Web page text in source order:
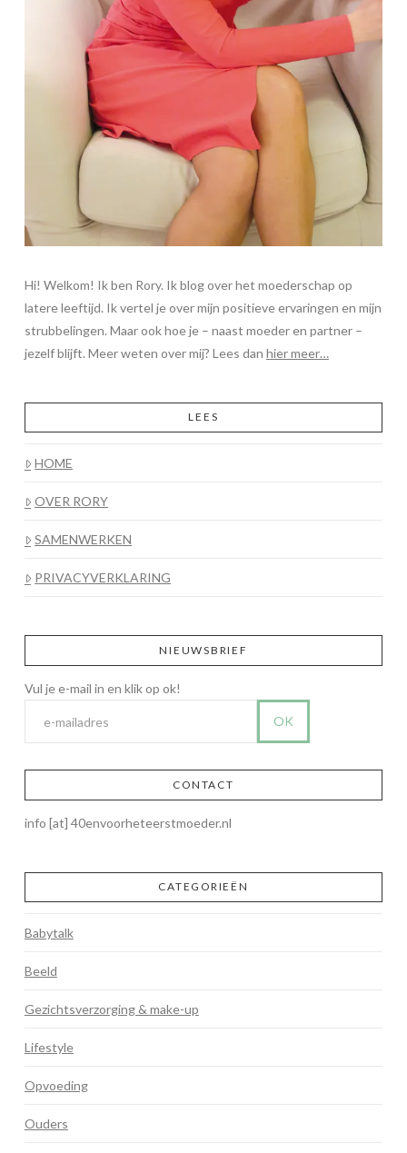
Hi! Welkom! Ik ben Rory. Ik blog over het moederschap op
latere leeftijd. Ik vertel je over mijn positieve ervaringen en mijn
strubbelingen. Maar ook hoe je – naast moeder en partner –
jezelf blijft. Meer weten over mij? Lees dan hier meer…
LEES
HOME
OVER RORY
SAMENWERKEN
PRIVACYVERKLARING
NIEUWSBRIEF
CONTACT
info [at] 40envoorheteerstmoeder.nl
CATEGORIEËN
Babytalk
Beeld
Gezichtsverzorging & make-up
Lifestyle
Opvoeding
Ouders